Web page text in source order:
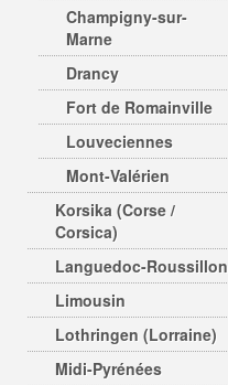
Champigny-sur-
Marne
Drancy
Fort de Romainville
Louveciennes
Mont-Valérien
Korsika (Corse /
Corsica)
Languedoc-Roussillon
Limousin
Lothringen (Lorraine)
Midi-Pyrénées